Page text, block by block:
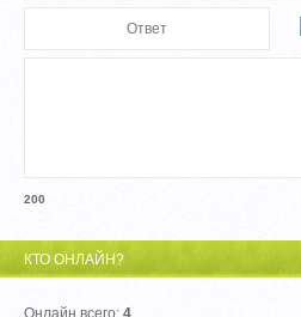
200
КТО ОНЛАЙН?
Онлайн всего:4